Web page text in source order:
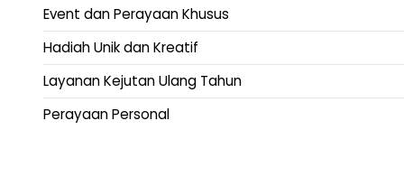
Event dan Perayaan Khusus
Hadiah Unik dan Kreatif
Layanan Kejutan Ulang Tahun
Perayaan Personal